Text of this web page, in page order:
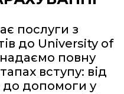
послуги з
до University of
повну
вступу: від
допомоги у